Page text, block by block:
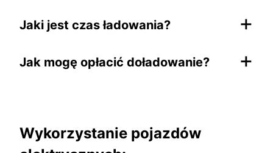
Jaki jest czas ładowania? +
Jak mogę opłacić doładowanie? +
Wykorzystanie pojazdów